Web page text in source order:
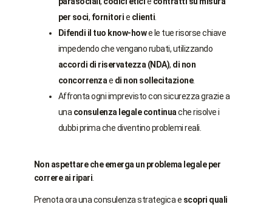
per soci, fornitorie clienti
Difendi il tuo know-howe le tue risorse chiave
impedendo che vengano rubati, utilizzando
accordi di riservatezza (NDA), di non
concorrenzae di non sollecitazione.
Affronta ogni imprevisto con sicurezza grazie a
una consulenza legale continuache risolve i
dubbi prima che diventino problemi reali.
Non aspettare che emerga un problema legale per
correre ai ripari
Prenota ora una consulenza strategica e scopri quali